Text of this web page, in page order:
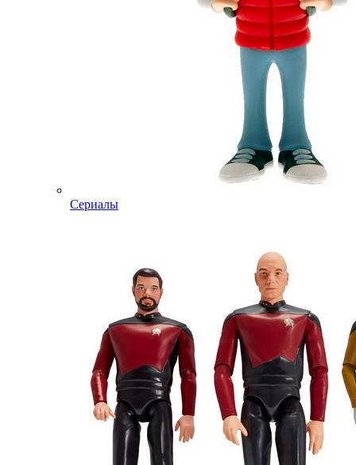
Сериалы